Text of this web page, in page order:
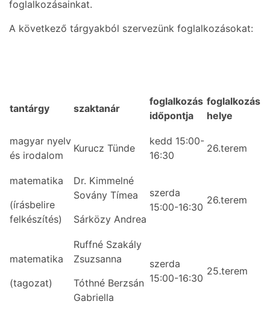
foglalkozásainkat.
A következő tárgyakból szervezünk foglalkozásokat:
tantárgy szaktanár
foglalkozás
időpontja
foglalkozás
helye
magyar nyelv
és irodalom
Kurucz Tünde
kedd 15:00-
16:30
26.terem
matematika
(írásbelire
felkészítés)
Dr. Kimmelné
Sovány Tímea
Sárközy Andrea
szerda
15:00-16:30
26.terem
matematika
(tagozat)
Ruffné Szakály
Zsuzsanna
Tóthné Berzsán
Gabriella
szerda
15:00-16:30
25.terem